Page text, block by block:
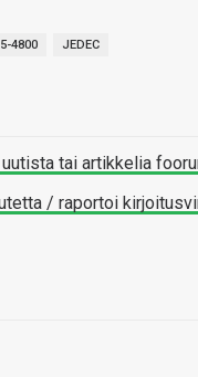
4800 JEDEC
tai artikkelia
/ raportoi